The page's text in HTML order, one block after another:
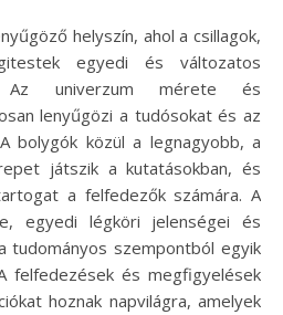
egyedi és változatos
Az univerzum mérete és
lenyűgözi a tudósokat és az
bolygók közül a legnagyobb, a
játszik a kutatásokban, és
a felfedezők számára. A
egyedi légköri jelenségei és
tudományos szempontból egyik
felfedezések és megfigyelések
hoznak napvilágra, amelyek